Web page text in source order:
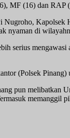
MF (16) dan RAP
Kapolsek
nyaman di
serius
(Polsek
pun melibatkan
memanggil